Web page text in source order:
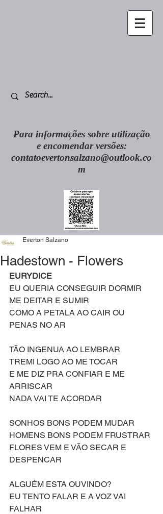
Para informações sobre utilização
e encomendar versões:
contatoevertonsalzano@outlook.co
m
Hadestown - Flowers
Everton Salzano
EURYDICE
EU QUERIA CONSEGUIR DORMIR
ME DEITAR E SUMIR
COMO A PETALA AO CAIR OU
PENAS NO AR
TÃO INGENUA AO LEMBRAR
TREMI LOGO AO ME TOCAR
E ME DIZ PRA CONFIAR E ME
ARRISCAR
NADA VAI TE ACORDAR
SONHOS BONS PODEM MUDAR
HOMENS BONS PODEM FRUSTRAR
FLORES VEM E VÃO SECAR E
DESPENCAR
ALGUÉM ESTA OUVINDO?
EU TENTO FALAR E A VOZ VAI
FALHAR